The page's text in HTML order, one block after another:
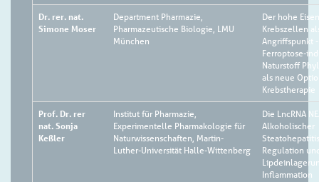
Dr. rer. nat.
Simone Moser
Department Pharmazie,
Pharmazeutische Biologie, LMU
München
Der hohe
Krebszellen
Angriffspunkt
Ferroptose-
Naturstoff
als neue
Krebstherapie
Prof. Dr. rer
nat. Sonja
Keßler
Institut für Pharmazie,
Experimentelle Pharmakologie für
Naturwissenschaften, Martin-
Luther-Universität Halle-Wittenberg
Die LncRNA
Alkoholischer
Regulation
Inflammation